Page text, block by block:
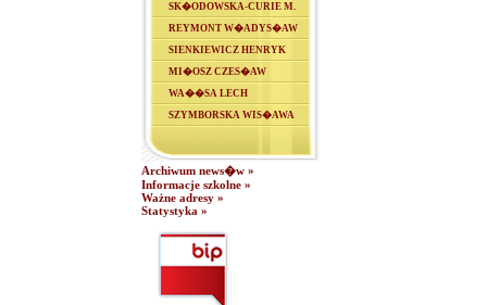
SK�ODOWSKA-CURIE M.
REYMONT W�ADYS�AW
SIENKIEWICZ HENRYK
MI�OSZ CZES�AW
WA��SA LECH
SZYMBORSKA WIS�AWA
Archiwum news�w »
Informacje szkolne »
Ważne adresy »
Statystyka »